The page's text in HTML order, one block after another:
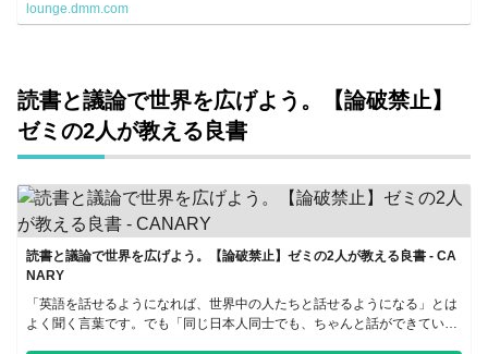
lounge.dmm.com
読書と議論で世界を広げよう。【論破禁止】
ゼミの2人が教える良書
読書と議論で世界を広げよう。【論破禁止】ゼミの2人が教える良書 - CA
NARY
「英語を話せるようになれば、世界中の人たちと話せるようになる」とは
よく聞く言葉です。でも「同じ日本人同士でも、ちゃんと話ができている